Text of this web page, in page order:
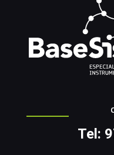
Tel: